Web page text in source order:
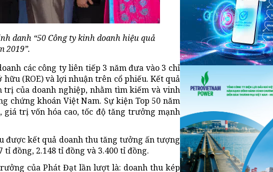
danh “50 Công ty kinh doanh hiệu quả
2019”.
các công ty liên tiếp 3 năm đưa vào 3 chỉ
(ROE) và lợi nhuận trên cổ phiếu. Kết quả
của doanh nghiệp, nhằm tìm kiếm và vinh
chứng khoán Việt Nam. Sự kiện Top 50 năm
trị vốn hóa cao, tốc độ tăng trưởng mạnh
được kết quả doanh thu tăng tưởng ấn tượng
tỉ đồng, 2.148 tỉ đồng và 3.400 tỉ đồng.
của Phát Đạt lần lượt là: doanh thu kép